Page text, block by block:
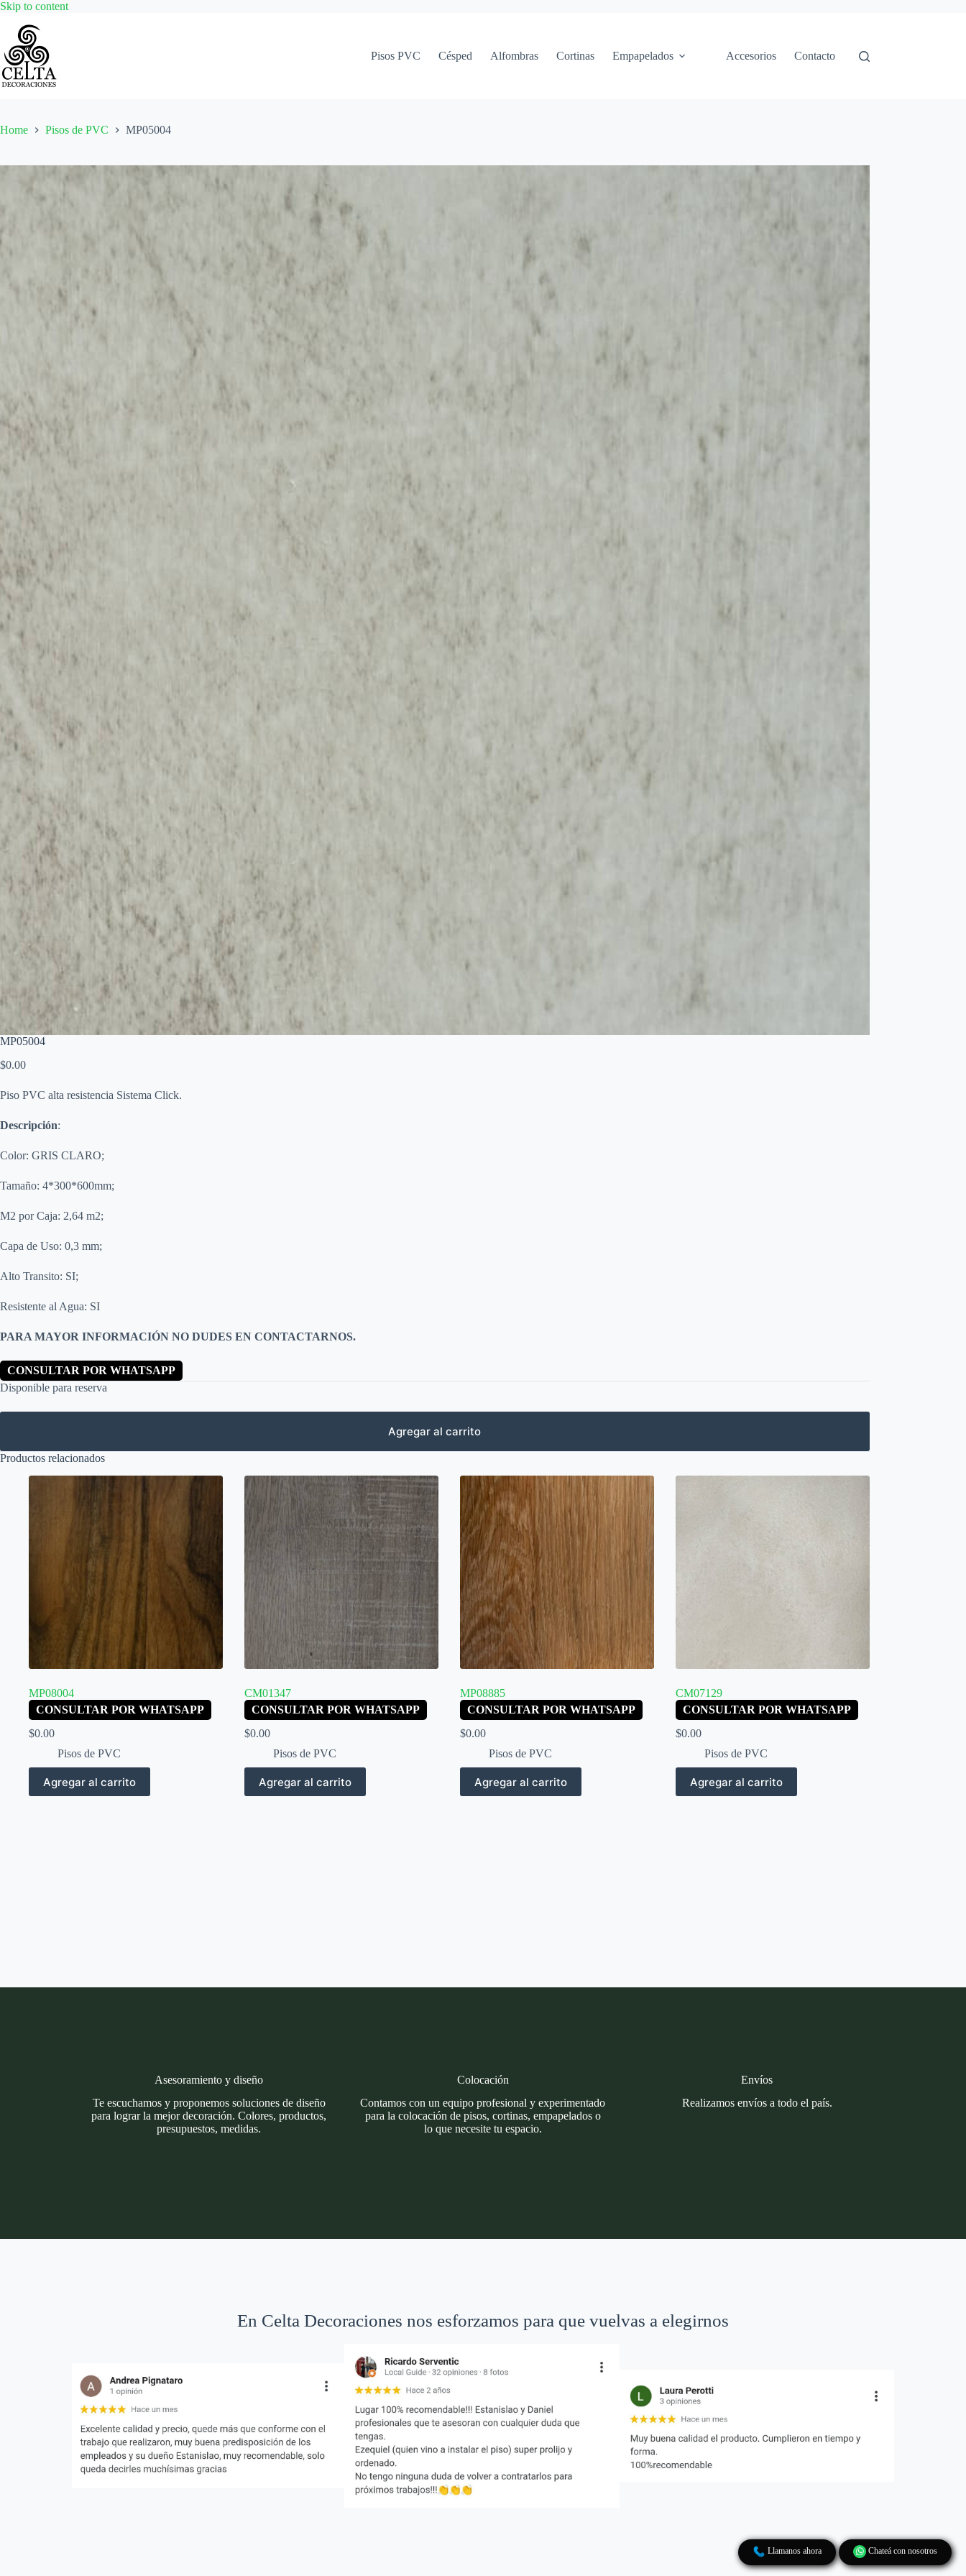
Skip to contentSkip
Pisos PVC
Césped Alfombras Cortinas Empapelados Accesorios Contacto
Home Pisos de PVC MP05004
MP05004
$0.00
Piso PVC alta resistencia Sistema Click.
Descripción:
Color: GRIS CLARO;
Tamaño: 4*300*600mm;
M2 por Caja: 2,64 m2;
Capa de Uso: 0,3 mm;
Alto Transito: SI;
Resistente al Agua: SI
PARA MAYOR INFORMACIÓN NO DUDES EN CONTACTARNOS.
CONSULTAR POR WHATSAPP
Disponible para reserva
Agregar al carrito
Productos relacionados
MP08004
CONSULTAR POR WHATSAPP
$0.00
Pisos de PVC
Agregar al carrito
CM01347
CONSULTAR POR WHATSAPP
$0.00
Pisos de PVC
Agregar al carrito
MP08885
CONSULTAR POR WHATSAPP
$0.00
Pisos de PVC
Agregar al carrito
CM07129
CONSULTAR POR WHATSAPP
$0.00
Pisos de PVC
Agregar al carrito
Asesoramiento y diseño
Te escuchamos y proponemos soluciones de diseño
para lograr la mejor decoración. Colores, productos,
presupuestos, medidas.
Colocación
Contamos con un equipo profesional y experimentado
para la colocación de pisos, cortinas, empapelados o
lo que necesite tu espacio.
Envíos
Realizamos envíos a todo el país.
En Celta Decoraciones nos esforzamos para que vuelvas a elegirnos
Llamanos ahora Chateá con nosotros